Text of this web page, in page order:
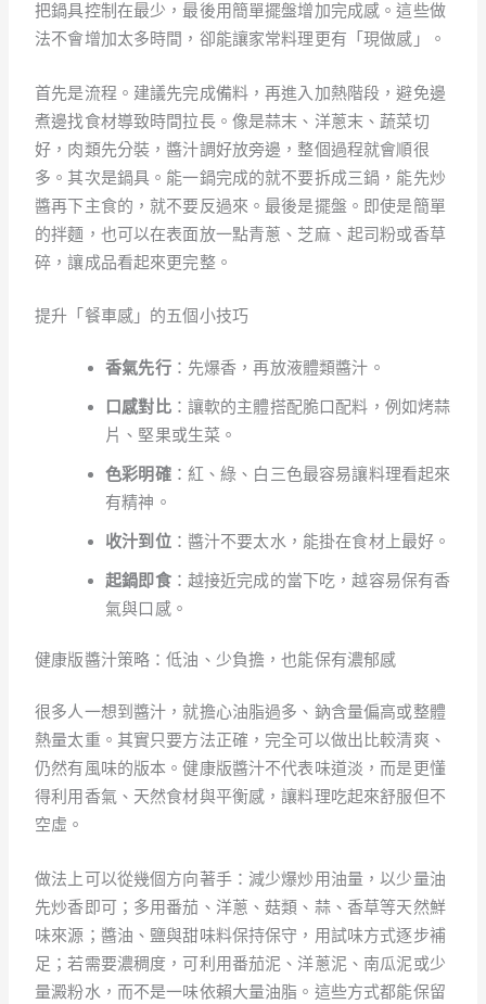
把鍋具控制在最少，最後用簡單擺盤增加完成感。這些做
法不會增加太多時間，卻能讓家常料理更有「現做感」。
首先是流程。建議先完成備料，再進入加熱階段，避免邊
煮邊找食材導致時間拉長。像是蒜末、洋蔥末、蔬菜切
好，肉類先分裝，醬汁調好放旁邊，整個過程就會順很
多。其次是鍋具。能一鍋完成的就不要拆成三鍋，能先炒
醬再下主食的，就不要反過來。最後是擺盤。即使是簡單
的拌麵，也可以在表面放一點青蔥、芝麻、起司粉或香草
碎，讓成品看起來更完整。
提升「餐車感」的五個小技巧
香氣先行：先爆香，再放液體類醬汁。
口感對比：讓軟的主體搭配脆口配料，例如烤蒜
片、堅果或生菜。
色彩明確：紅、綠、白三色最容易讓料理看起來
有精神。
收汁到位：醬汁不要太水，能掛在食材上最好。
起鍋即食：越接近完成的當下吃，越容易保有香
氣與口感。
健康版醬汁策略：低油、少負擔，也能保有濃郁感
很多人一想到醬汁，就擔心油脂過多、鈉含量偏高或整體
熱量太重。其實只要方法正確，完全可以做出比較清爽、
仍然有風味的版本。健康版醬汁不代表味道淡，而是更懂
得利用香氣、天然食材與平衡感，讓料理吃起來舒服但不
空虛。
做法上可以從幾個方向著手：減少爆炒用油量，以少量油
先炒香即可；多用番茄、洋蔥、菇類、蒜、香草等天然鮮
味來源；醬油、鹽與甜味料保持保守，用試味方式逐步補
足；若需要濃稠度，可利用番茄泥、洋蔥泥、南瓜泥或少
量澱粉水，而不是一味依賴大量油脂。這些方式都能保留